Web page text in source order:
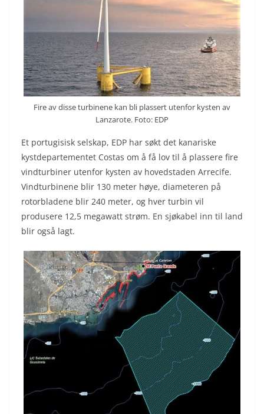
Fire av disse turbinene kan bli plassert utenfor kysten av
Lanzarote. Foto: EDP
Et portugisisk selskap, EDP har søkt det kanariske
kystdepartementet Costas om å få lov til å plassere fire
vindturbiner utenfor kysten av hovedstaden Arrecife.
Vindturbinene blir 130 meter høye, diameteren på
rotorbladene blir 240 meter, og hver turbin vil
produsere 12,5 megawatt strøm. En sjøkabel inn til land
blir også lagt.